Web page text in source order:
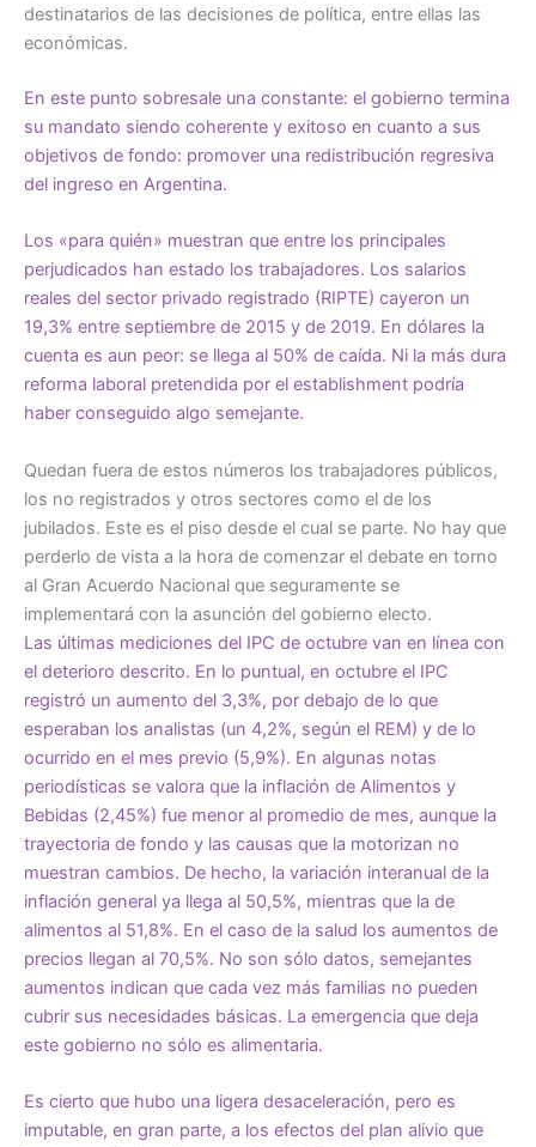
destinatarios de las decisiones de política, entre ellas las
económicas.
En este punto sobresale una constante: el gobierno termina
su mandato siendo coherente y exitoso en cuanto a sus
objetivos de fondo: promover una redistribución regresiva
del ingreso en Argentina.
Los «para quién» muestran que entre los principales
perjudicados han estado los trabajadores. Los salarios
reales del sector privado registrado (RIPTE) cayeron un
19,3% entre septiembre de 2015 y de 2019. En dólares la
cuenta es aun peor: se llega al 50% de caída. Ni la más dura
reforma laboral pretendida por el establishment podría
haber conseguido algo semejante.
Quedan fuera de estos números los trabajadores públicos,
los no registrados y otros sectores como el de los
jubilados. Este es el piso desde el cual se parte. No hay que
perderlo de vista a la hora de comenzar el debate en torno
al Gran Acuerdo Nacional que seguramente se
implementará con la asunción del gobierno electo.
Las últimas mediciones del IPC de octubre van en línea con
el deterioro descrito. En lo puntual, en octubre el IPC
registró un aumento del 3,3%, por debajo de lo que
esperaban los analistas (un 4,2%, según el REM) y de lo
ocurrido en el mes previo (5,9%). En algunas notas
periodísticas se valora que la inflación de Alimentos y
Bebidas (2,45%) fue menor al promedio de mes, aunque la
trayectoria de fondo y las causas que la motorizan no
muestran cambios. De hecho, la variación interanual de la
inflación general ya llega al 50,5%, mientras que la de
alimentos al 51,8%. En el caso de la salud los aumentos de
precios llegan al 70,5%. No son sólo datos, semejantes
aumentos indican que cada vez más familias no pueden
cubrir sus necesidades básicas. La emergencia que deja
este gobierno no sólo es alimentaria.
Es cierto que hubo una ligera desaceleración, pero es
imputable, en gran parte, a los efectos del plan alivio que